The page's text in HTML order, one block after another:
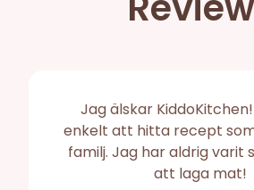
Jag älskar
enkelt att hitta recept
familj. Jag har aldrig varit
att laga mat!